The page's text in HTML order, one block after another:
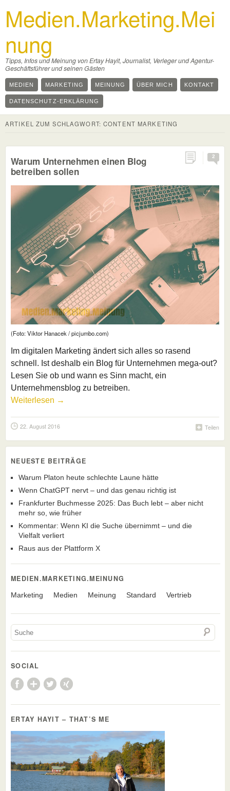
Medien.Marketing.Mei
nung
Tipps, Infos und Meinung von Ertay Hayit, Journalist, Verleger und Agentur-
Geschäftsführer und seinen Gästen
MEDIEN MARKETING MEINUNG ÜBER MICH KONTAKT
DATENSCHUTZ-ERKLÄRUNG
ARTIKEL ZUM SCHLAGWORT: CONTENT MARKETING
2
Warum Unternehmen einen Blog
betreiben sollen
(Foto: Viktor Hanacek / picjumbo.com)
Im digitalen Marketing ändert sich alles so rasend
schnell. Ist deshalb ein Blog für Unternehmen mega-out?
Lesen Sie ob und wann es Sinn macht, ein
Unternehmensblog zu betreiben.
Weiterlesen →
Teilen
22. August 2016
NEUESTE BEITRÄGE
Warum Platon heute schlechte Laune hätte
Wenn ChatGPT nervt – und das genau richtig ist
Frankfurter Buchmesse 2025: Das Buch lebt – aber nicht
mehr so, wie früher
Kommentar: Wenn KI die Suche übernimmt – und die
Vielfalt verliert
Raus aus der Plattform X
MEDIEN.MARKETING.MEINUNG
Marketing Medien Meinung Standard Vertrieb
SOCIAL
ERTAY HAYIT – THAT’S ME